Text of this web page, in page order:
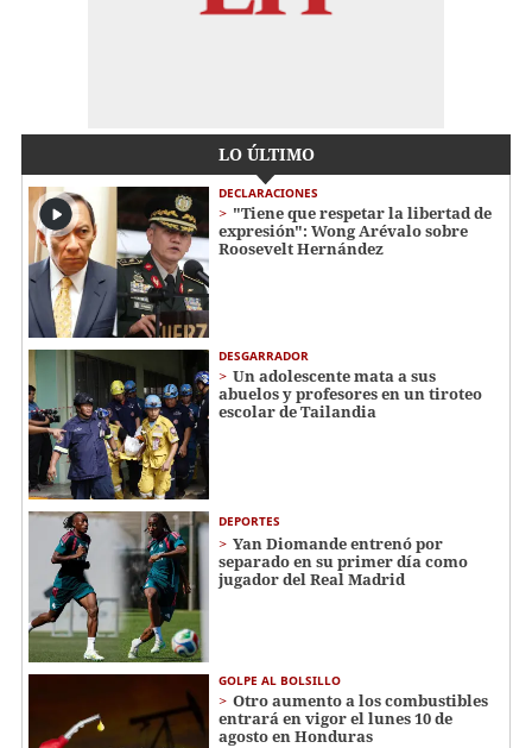
LO ÚLTIMO
DECLARACIONES
"Tiene que respetar la libertad de
expresión": Wong Arévalo sobre
Roosevelt Hernández
DESGARRADOR
Un adolescente mata a sus
abuelos y profesores en un tiroteo
escolar de Tailandia
DEPORTES
Yan Diomande entrenó por
separado en su primer día como
jugador del Real Madrid
GOLPE AL BOLSILLO
Otro aumento a los combustibles
entrará en vigor el lunes 10 de
agosto en Honduras